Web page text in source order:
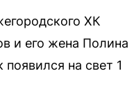
ХК
и его жена Полина
на свет 1